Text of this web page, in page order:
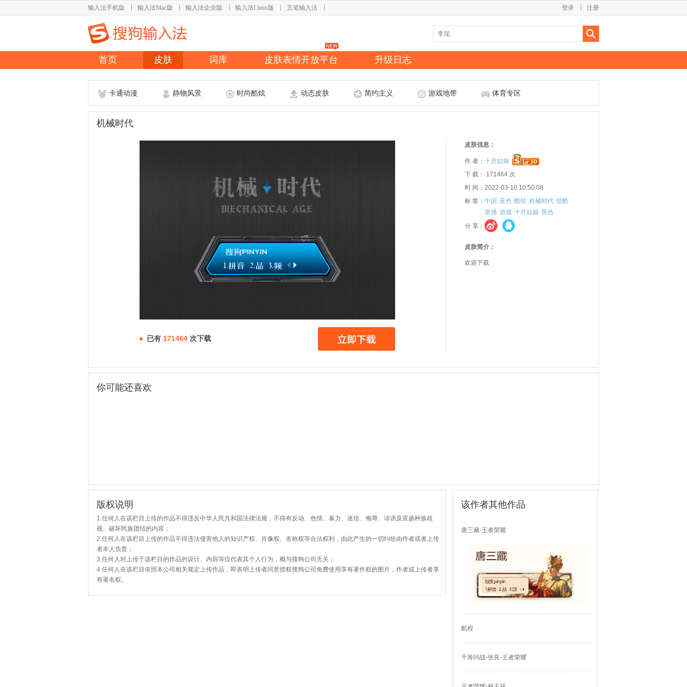
输入法手机版 输入法Mac版 输入法企业版 输入法Linux版 五笔输入法 注册
登录
首页 皮肤 词库 皮肤表情开放平台 升级日志
卡通动漫 静物风景 时尚酷炫 动态皮肤 简约主义 游戏地带 体育专区
机械时代
已有 171464 次下载
皮肤信息：
作 者： 十月姑娘
下 载： 171464 次
时 间：2022-03-10 10:50:08
标 签： 中国 蓝色 酷炫 机械时代 炫酷
质感 游戏 十月姑娘 黑色
分 享：
皮肤简介：
欢迎下载
你可能还喜欢
版权说明
1.任何人在该栏目上传的作品不得违反中华人民共和国法律法规，不得有反动、色情、暴力、迷信、侮辱、诽谤及宣扬种族歧
视、破坏民族团结的内容；
2.任何人在该栏目上传的作品不得违法侵害他人的知识产权、肖像权、名称权等合法权利，由此产生的一切纠纷由作者或者上传
者本人负责；
3.任何人对上传于该栏目的作品的设计、内容等仅代表其个人行为，概与搜狗公司无关；
4.任何人在该栏目依照本公司相关规定上传作品，即表明上传者同意授权搜狗公司免费使用享有著作权的图片，作者或上传者享
有署名权。
该作者其他作品
唐三藏-王者荣耀
航程
千筹问战-张良-王者荣耀